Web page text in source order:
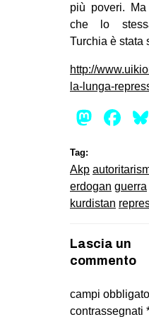
più poveri.
che lo
Turchia è stata
http://
la-lunga-
Tag:
Akp
erdogan guerra
kurdistan
Lascia un
commento
campi
contrassegnati